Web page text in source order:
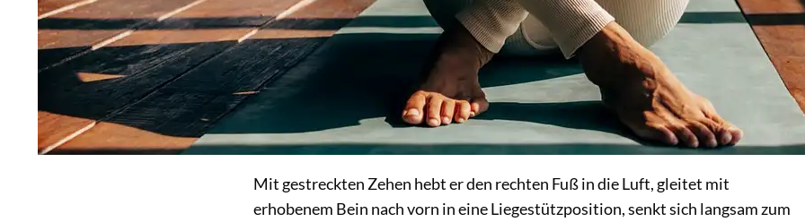
Mit gestreckten Zehen hebt er den rechten Fuß in die Luft, gleitet mit
erhobenem Bein nach vorn in eine Liegestützposition, senkt sich langsam zum